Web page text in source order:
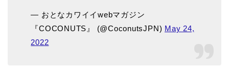
— おとなカワイイwebマガジン
『COCONUTS』 (@CoconutsJPN) May 24,
2022